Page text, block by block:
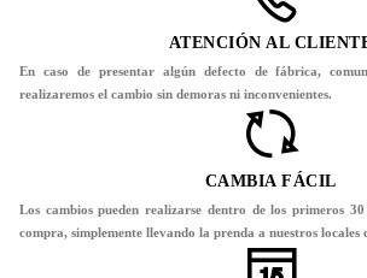
ATENCIÓN AL
En caso de presentar algún defecto de fábrica,
realizaremos el cambio sin demoras ni inconvenientes.
CAMBIA FÁCIL
Los cambios pueden realizarse dentro de los primeros
compra, simplemente llevando la prenda a nuestros locales